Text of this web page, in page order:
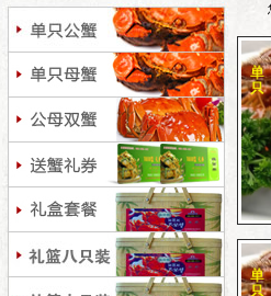
您